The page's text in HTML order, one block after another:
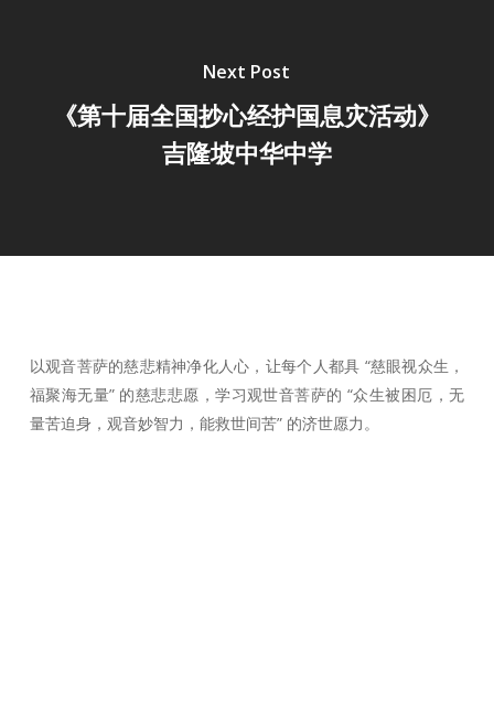
Next Post
《第十届全国抄心经护国息灾活动》
吉隆坡中华中学
以观音菩萨的慈悲精神净化人心，让每个人都具 “慈眼视众生，
福聚海无量” 的慈悲悲愿，学习观世音菩萨的 “众生被困厄，无
量苦迫身，观音妙智力，能救世间苦” 的济世愿力。